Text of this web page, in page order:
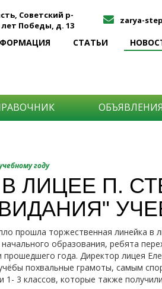
Советский р-
лет Победы, д. 13
zarya-
СТАТЬИ
году
ЛИЦЕЕ П.
прошла торжественная линейка в
образования, ребята
прошедшего года. Директор лицея
похвальные грамоты, самым
1- 3 классов, которые также